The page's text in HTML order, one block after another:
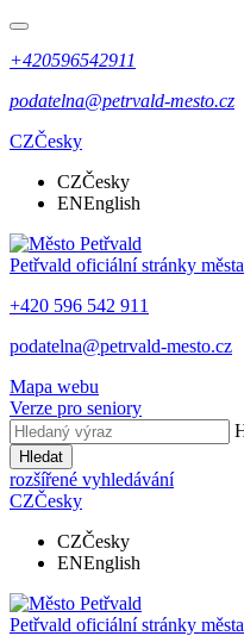
+420596542911
podatelna@petrvald-mesto.cz
CZČesky
CZČesky
ENEnglish
Petřvald oficiální stránky města
+420 596 542 911
podatelna@petrvald-mesto.cz
Mapa webu
Verze pro seniory
Hledat
rozšířené vyhledávání
CZČesky
CZČesky
ENEnglish
Petřvald oficiální stránky města